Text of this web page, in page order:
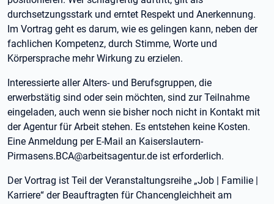
durchsetzungsstark und erntet Respekt und Anerkennung.
Im Vortrag geht es darum, wie es gelingen kann, neben der
fachlichen Kompetenz, durch Stimme, Worte und
Körpersprache mehr Wirkung zu erzielen.
Interessierte aller Alters- und Berufsgruppen, die
erwerbstätig sind oder sein möchten, sind zur Teilnahme
eingeladen, auch wenn sie bisher noch nicht in Kontakt mit
der Agentur für Arbeit stehen. Es entstehen keine Kosten.
Eine Anmeldung per E-Mail an Kaiserslautern-
Pirmasens.BCA@arbeitsagentur.de ist erforderlich.
Der Vortrag ist Teil der Veranstaltungsreihe „Job | Familie |
Karriere“ der Beauftragten für Chancengleichheit am